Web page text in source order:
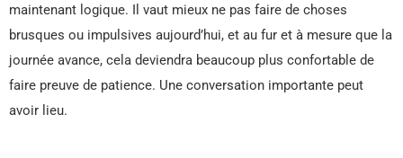
maintenant logique. Il vaut mieux ne pas faire de choses
brusques ou impulsives aujourd’hui, et au fur et à mesure que la
journée avance, cela deviendra beaucoup plus confortable de
faire preuve de patience. Une conversation importante peut
avoir lieu.